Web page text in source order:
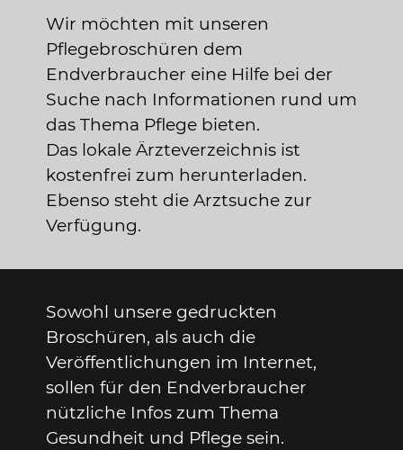
Wir möchten mit unseren
Pflegebroschüren dem
Endverbraucher eine Hilfe bei der
Suche nach Informationen rund um
das Thema Pflege bieten.
Das lokale Ärzteverzeichnis ist
kostenfrei zum herunterladen.
Ebenso steht die Arztsuche zur
Verfügung.
Sowohl unsere gedruckten
Broschüren, als auch die
Veröffentlichungen im Internet,
sollen für den Endverbraucher
nützliche Infos zum Thema
Gesundheit und Pflege sein.